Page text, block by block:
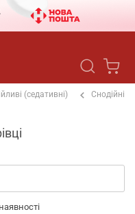
(седативні) Снодійні